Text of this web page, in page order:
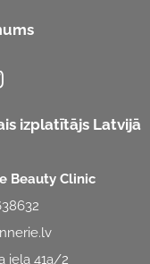
izplatītājs Latvijā
Beauty Clinic
iela 41a/2